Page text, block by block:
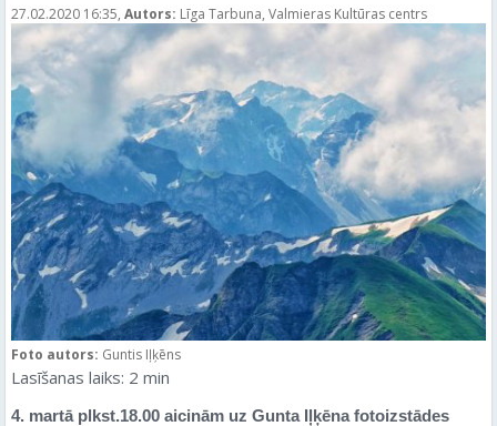
27.02.2020 16:35, Autors: Līga Tarbuna, Valmieras Kultūras centrs
Foto autors: Guntis Iļķēns
Lasīšanas laiks: 2 min
4. martā plkst.18.00 aicinām uz Gunta Iļķēna fotoizstādes